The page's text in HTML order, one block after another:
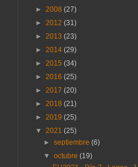
► 2008 (27)
► 2012 (31)
► 2013 (23)
► 2014 (29)
► 2015 (34)
► 2016 (25)
► 2017 (20)
► 2018 (21)
► 2019 (25)
▼ 2021 (25)
►septiembre(6)
▼octubre(19)